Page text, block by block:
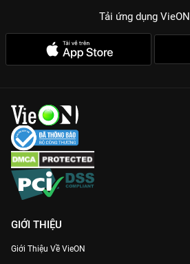
Tải ứng dụng VieON
GIỚI THIỆU
Giới Thiệu Về VieON